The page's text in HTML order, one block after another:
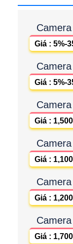
Giá : 5%-
Giá : 5%-
Giá :
Giá :
Giá :
Giá :